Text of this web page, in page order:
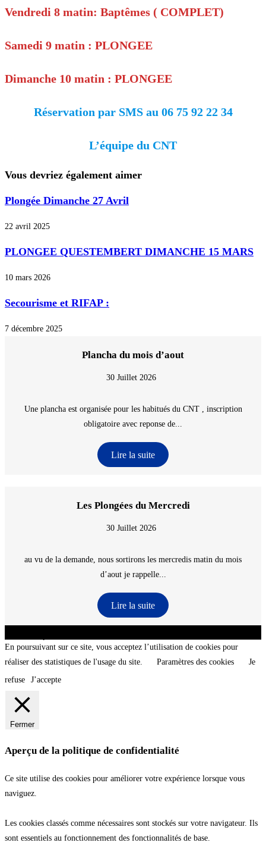
Vendredi 8 matin: Baptêmes ( COMPLET)
Samedi 9 matin : PLONGEE
Dimanche 10 matin : PLONGEE
Réservation par SMS au 06 75 92 22 34
L’équipe du CNT
Vous devriez également aimer
Plongée Dimanche 27 Avril
22 avril 2025
PLONGEE QUESTEMBERT DIMANCHE 15 MARS
10 mars 2026
Secourisme et RIFAP :
7 décembre 2025
Plancha du mois d’aout
30 Juillet 2026
Une plancha est organisée pour les habitués du CNT , inscription
obligatoire avec reponse de...
Lire la suite
Les Plongées du Mercredi
30 Juillet 2026
au vu de la demande, nous sortirons les mercredis matin du mois
d’aout je rappelle...
Lire la suite
En poursuivant sur ce site, vous acceptez l’utilisation de cookies pour
réaliser des statistiques de l'usage du site.
Paramètres des cookies
Je
refuse
J’accepte
Fermer
Aperçu de la politique de confidentialité
Ce site utilise des cookies pour améliorer votre expérience lorsque vous
naviguez.
Les cookies classés comme nécessaires sont stockés sur votre navigateur. Ils
sont essentiels au fonctionnement des fonctionnalités de base.